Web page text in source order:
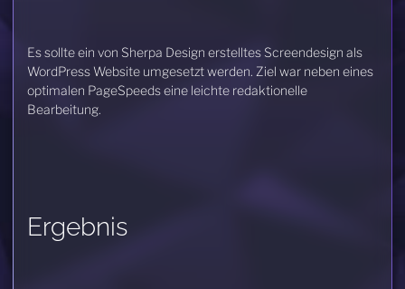
Es sollte ein von Sherpa Design erstelltes Screendesign als
WordPress Website umgesetzt werden. Ziel war neben eines
optimalen PageSpeeds eine leichte redaktionelle
Bearbeitung.
Ergebnis